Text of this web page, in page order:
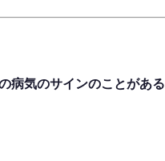
病気のサインのことがある